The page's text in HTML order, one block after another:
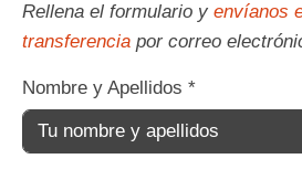
Rellena el formulario y envíanos
transferencia por correo
Nombre y Apellidos *